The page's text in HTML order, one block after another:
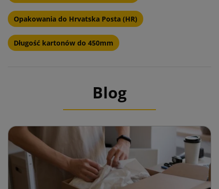
Opakowania do Hrvatska Posta (HR)
Długość kartonów do 450mm
Blog